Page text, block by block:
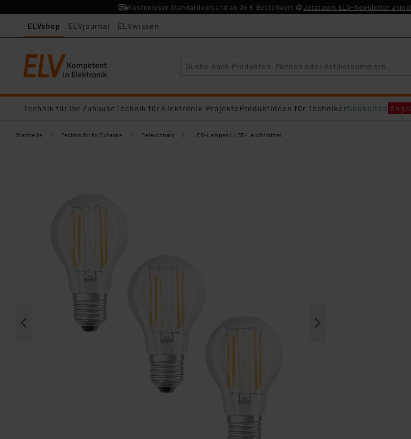
Kostenloser Standardversand ab 39 € Bestellwert Jetzt zum ELV-Newsletter
ELVshop ELVjournal ELVwissen
Technik für Ihr ZuhauseTechnik für Elektronik-ProjekteProduktideen für TechnikerNeuheiten
Startseite / Technik für Ihr Zuhause / Beleuchtung / LED-Lampen / LED-Leuchtmittel